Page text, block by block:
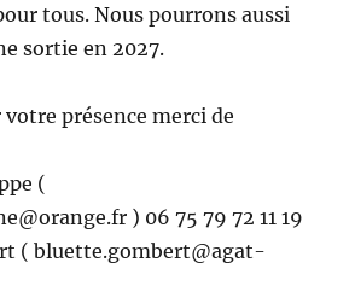
tous. Nous pourrons aussi
sortie en 2027.
présence merci de
(
) 06 75 79 72 11 19
( bluette.gombert@agat-